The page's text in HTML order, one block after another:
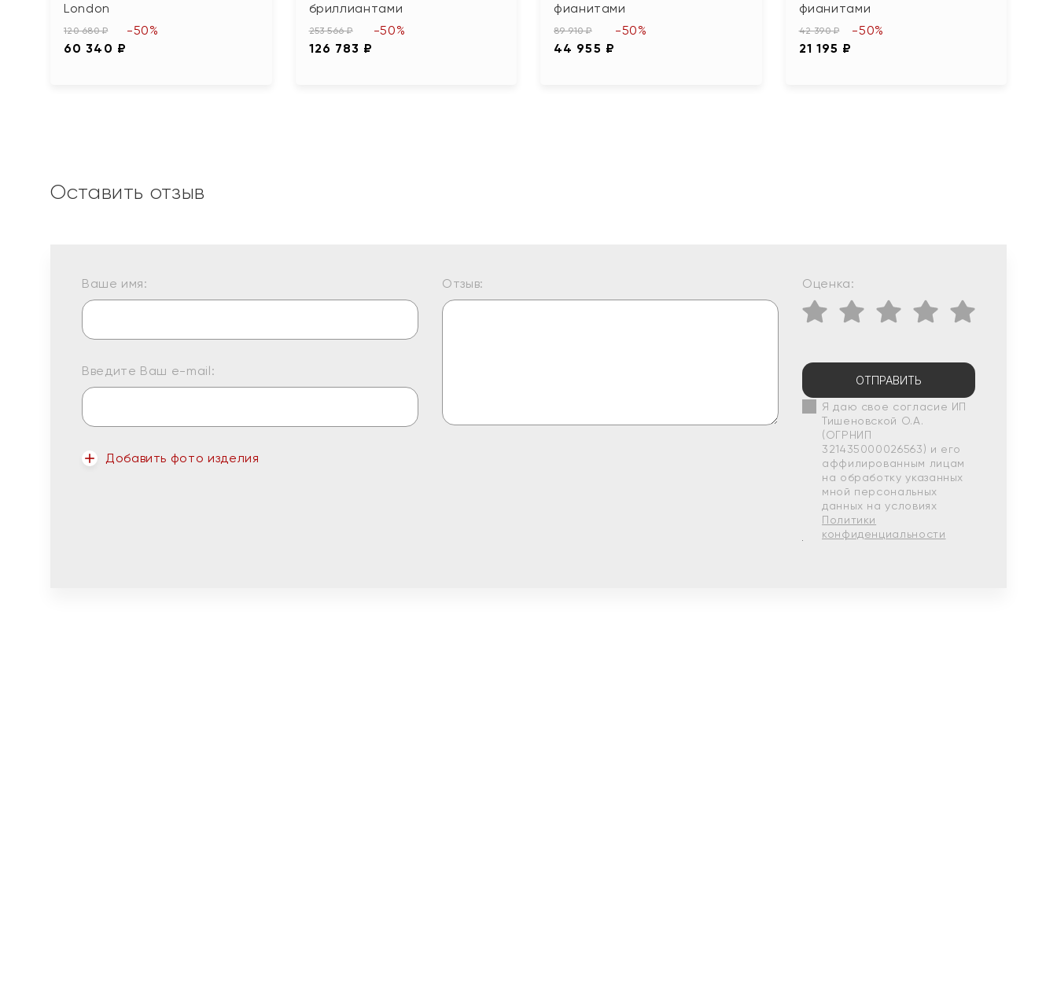
London
120 680 ₽
60 340 ₽
-50%
бриллиантами
253 566 ₽
126 783 ₽
-50%
фианитами
89 910 ₽
44 955 ₽
-50%
фианитами
42 390 ₽
21 195 ₽
-50%
Оставить отзыв
Ваше имя:
Введите Ваш e-mail:
Добавить фото изделия
Отзыв: Оценка:
ОТПРАВИТЬ
Я даю свое согласие ИП
Тишеновской О.А.
(ОГРНИП
321435000026563) и его
аффилированным лицам
на обработку указанных
мной персональных
данных на условиях
Политики
конфиденциальности